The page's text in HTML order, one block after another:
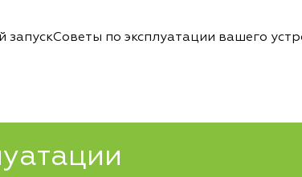
запускСоветы по эксплуатации вашего